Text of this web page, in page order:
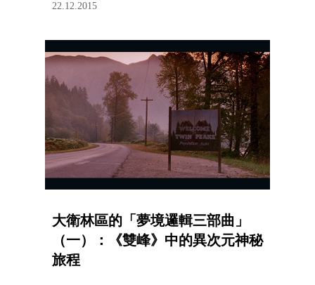
22.12.2015
大衛林區的「夢境邏輯三部曲」
（一）：《雙峰》中的異次元神秘
旅程